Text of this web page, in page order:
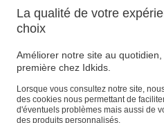
Conseils suggérés
Produits suggérés
Vos informations personnelles
Suivre une commande
Magasin
La qualité de votre
choix
Améliorer notre site au
première chez Idkids.
Lorsque vous consultez notre site,
des cookies nous permettant de
d'éventuels problèmes mais aussi de
des produits personnalisés.